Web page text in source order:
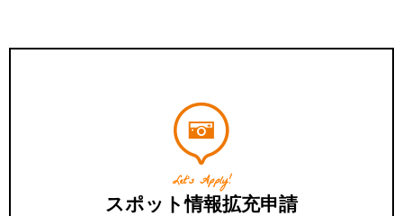
Let's Apply!
スポット情報拡充申請